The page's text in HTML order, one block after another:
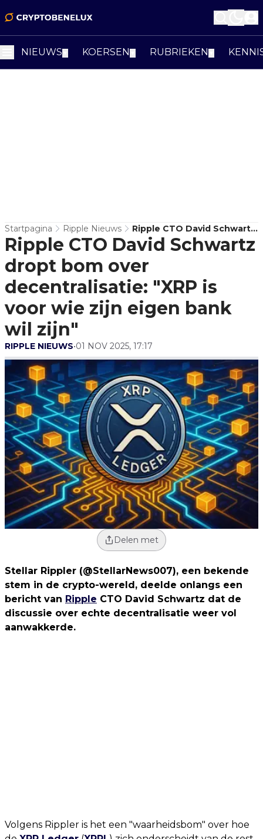
NIEUWS KOERSEN RUBRIEKEN
Startpagina Ripple Nieuws
Ripple CTO David Schwartz
Dropt Bom Over
Decentralisatie: "XRP Is
Voor Wie Zijn Eigen Bank
Wil Zijn"
Ripple CTO David Schwartz
dropt bom over
decentralisatie: "XRP is
voor wie zijn eigen bank
wil zijn"
RIPPLE NIEUWS•01 NOV 2025, 17:17
Delen met
Stellar Rippler (@StellarNews007), een bekende
stem in de crypto-wereld, deelde onlangs een
bericht van Ripple CTO David Schwartz dat de
discussie over echte decentralisatie weer vol
aanwakkerde.
Volgens Rippler is het een "waarheidsbom" over hoe